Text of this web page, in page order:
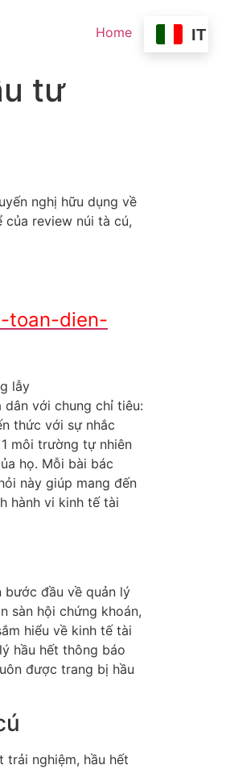
Home IT
tư
nghị hữu dụng về
review núi tà cú,
toan-dien-
với chung chỉ tiêu:
thức với sự nhắc
môi trường tự nhiên
họ. Mỗi bài bác
này giúp mang đến
hành vi kinh tế tài
bước đầu về quản lý
sàn hội chứng khoán,
hiểu về kinh tế tài
hầu hết thông báo
được trang bị hầu
nghiệm, hầu hết